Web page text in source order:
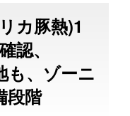
カ豚熱)1
認、
も、ゾーニ
段階